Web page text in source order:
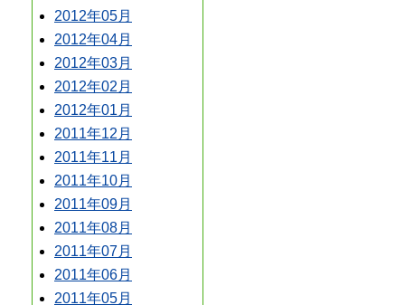
2012年05月
2012年04月
2012年03月
2012年02月
2012年01月
2011年12月
2011年11月
2011年10月
2011年09月
2011年08月
2011年07月
2011年06月
2011年05月